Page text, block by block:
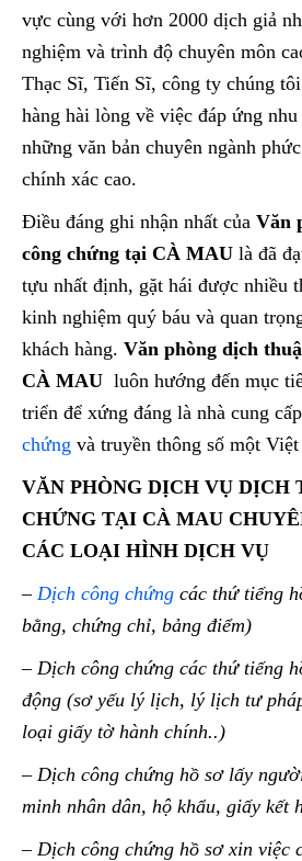
vực cùng với hơn 2000 dịch giả
nghiệm và trình độ chuyên môn
Thạc Sĩ, Tiến Sĩ, công ty chúng
hàng hài lòng về việc đáp ứng nhu
những văn bản chuyên ngành
chính xác cao.
Điều đáng ghi nhận nhất của Văn
công chứng tại CÀ MAU là đã
tựu nhất định, gặt hái được nhiều
kinh nghiệm quý báu và quan
khách hàng. Văn phòng dịch
CÀ MAU luôn hướng đến mục
triển để xứng đáng là nhà cung
chứng và truyền thông số một
VĂN PHÒNG DỊCH VỤ DỊCH
CHỨNG TẠI CÀ MAU
CÁC LOẠI HÌNH DỊCH VỤ
–Dịch công chứng các thứ tiếng
bằng, chứng chỉ, bảng điểm)
– Dịch công chứng các thứ tiếng
động (sơ yếu lý lịch, lý lịch tư
loại giấy tờ hành chính..)
– Dịch công chứng hồ sơ lấy
minh nhân dân, hộ khẩu, giấy kết
– Dịch công chứng hồ sơ xin việc